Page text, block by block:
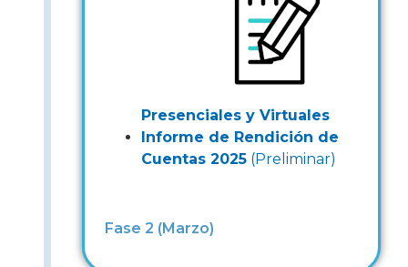
Presenciales y Virtuales
Informe de Rendición de
Cuentas 2025 (Preliminar)
Fase 2 (Marzo)